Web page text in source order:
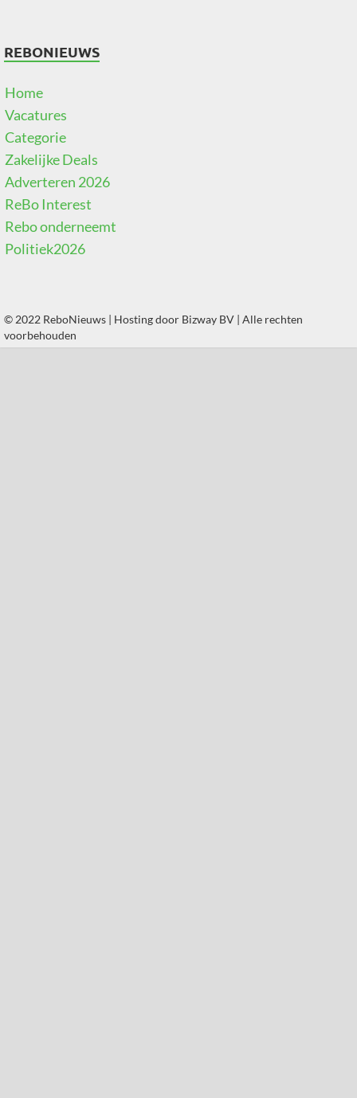
REBONIEUWS
Home
Vacatures
Categorie
Zakelijke Deals
Adverteren 2026
ReBo Interest
Rebo onderneemt
Politiek2026
© 2022 ReboNieuws | Hosting door Bizway BV | Alle rechten
voorbehouden